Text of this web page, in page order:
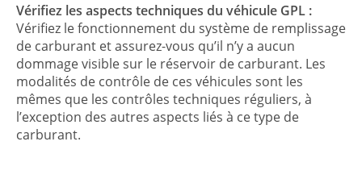
Vérifiez les aspects techniques du véhicule GPL :
Vérifiez le fonctionnement du système de remplissage
de carburant et assurez-vous qu’il n’y a aucun
dommage visible sur le réservoir de carburant. Les
modalités de contrôle de ces véhicules sont les
mêmes que les contrôles techniques réguliers, à
l’exception des autres aspects liés à ce type de
carburant.